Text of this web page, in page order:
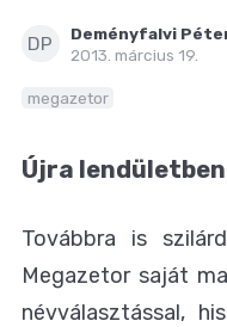
MÁSVILÁG
BLOG
DP
Deményfalvi
2013. március 19.
megazetor
Újra
Továbbra is
Megazetor saját
névválasztással,